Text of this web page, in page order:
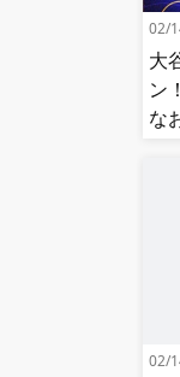
02/
大
ン
な
02/